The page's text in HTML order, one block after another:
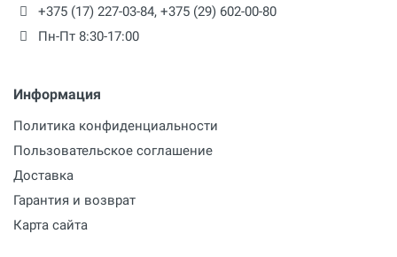
+375 (17) 227-03-84, +375 (29) 602-00-80
Пн-Пт 8:30-17:00
Информация
Политика конфиденциальности
Пользовательское соглашение
Доставка
Гарантия и возврат
Карта сайта